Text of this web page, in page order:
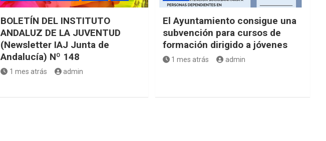
BOLETÍN DEL INSTITUTO
ANDALUZ DE LA JUVENTUD
(Newsletter IAJ Junta de
Andalucía) Nº 148
1 mes atrás admin
El Ayuntamiento consigue una
subvención para cursos de
formación dirigido a jóvenes
1 mes atrás admin